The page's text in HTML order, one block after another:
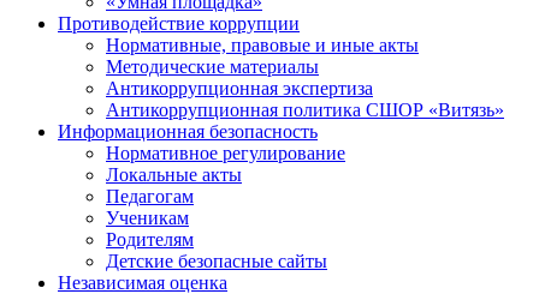
Противодействие коррупции
Нормативные, правовые и иные акты
Методические материалы
Антикоррупционная экспертиза
Антикоррупционная политика СШОР «Витязь»
Информационная безопасность
Нормативное регулирование
Локальные акты
Педагогам
Ученикам
Родителям
Детские безопасные сайты
Независимая оценка